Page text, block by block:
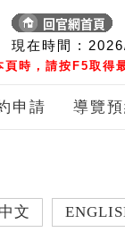
現在時間 :
頁時，請按F5取得
申請 導覽
ENGLISH 日